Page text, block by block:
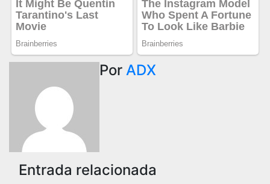
Por ADX
Entrada relacionada